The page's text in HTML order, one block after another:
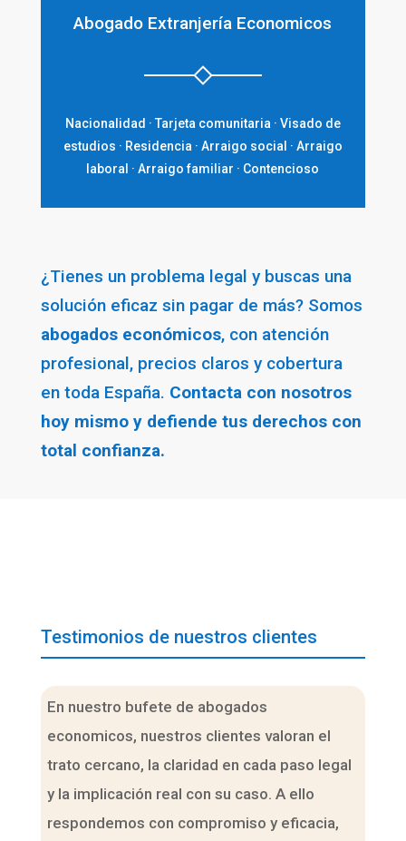
Abogado Extranjería Economicos
Nacionalidad · Tarjeta comunitaria · Visado de
estudios · Residencia · Arraigo social · Arraigo
laboral · Arraigo familiar · Contencioso
¿Tienes un problema legal y buscas una
solución eficaz sin pagar de más? Somos
abogados económicos, con atención
profesional, precios claros y cobertura
en toda España. Contacta con nosotros
hoy mismo y defiende tus derechos con
total confianza.
Testimonios de nuestros clientes
En nuestro bufete de abogados
economicos, nuestros clientes valoran el
trato cercano, la claridad en cada paso legal
y la implicación real con su caso. A ello
respondemos con compromiso y eficacia,